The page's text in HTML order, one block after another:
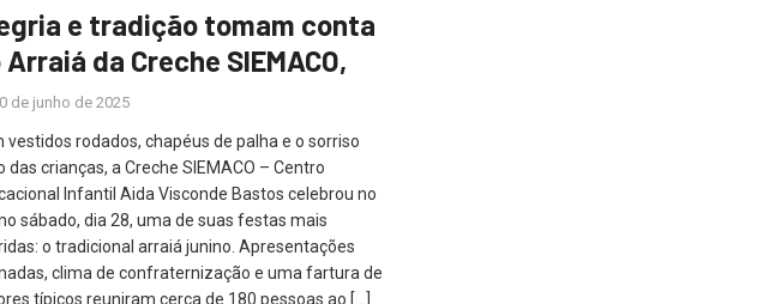
e tradição tomam conta
Arraiá da Creche SIEMACO,
de junho de 2025
vestidos rodados, chapéus de palha e o sorriso
das crianças, a Creche SIEMACO – Centro
Infantil Aida Visconde Bastos celebrou no
sábado, dia 28, uma de suas festas mais
o tradicional arraiá junino. Apresentações
clima de confraternização e uma fartura de
típicos reuniram cerca de 180 pessoas ao […]